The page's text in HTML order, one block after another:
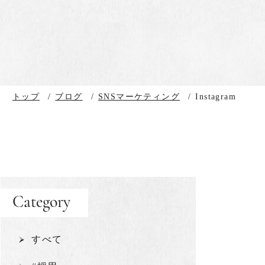
トップ / ブログ / SNSマーケティング / Instagram
Category
すべて